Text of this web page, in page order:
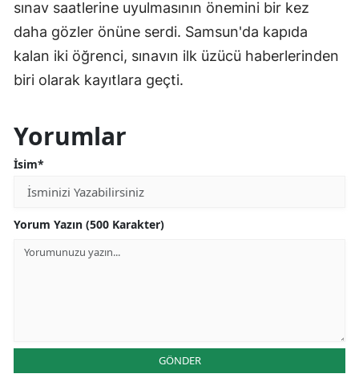
sınav saatlerine uyulmasının önemini bir kez
daha gözler önüne serdi. Samsun'da kapıda
kalan iki öğrenci, sınavın ilk üzücü haberlerinden
biri olarak kayıtlara geçti.
Yorumlar
İsim*
Yorum Yazın (500 Karakter)
GÖNDER